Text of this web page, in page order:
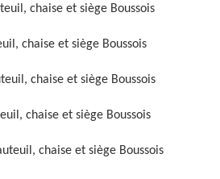
chaise et siège 59
chaise et siège Boussois
chaise et siège Boussois
chaise et siège Boussois
chaise et siège Boussois
chaise et siège Boussois